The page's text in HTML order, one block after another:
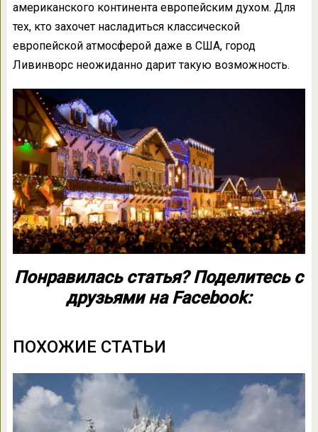
американского континента европейским духом. Для
тех, кто захочет насладиться классической
европейской атмосферой даже в США, город
Ливинворс неожиданно дарит такую возможность.
Понравилась статья? Поделитесь с
друзьями на Facebook:
ПОХОЖИЕ СТАТЬИ